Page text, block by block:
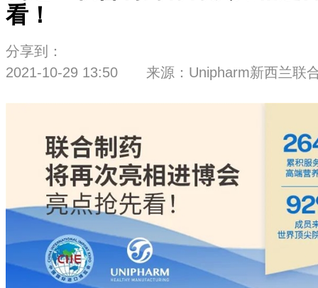
看！
分享到：
2021-10-29 13:50 来源：Unipharm新西兰联